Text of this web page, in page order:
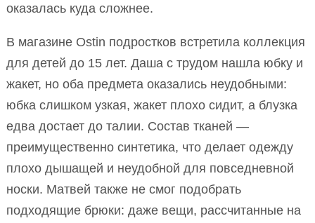
оказалась куда сложнее.
В магазине Ostin подростков встретила коллекция
для детей до 15 лет. Даша с трудом нашла юбку и
жакет, но оба предмета оказались неудобными:
юбка слишком узкая, жакет плохо сидит, а блузка
едва достает до талии. Состав тканей —
преимущественно синтетика, что делает одежду
плохо дышащей и неудобной для повседневной
носки. Матвей также не смог подобрать
подходящие брюки: даже вещи, рассчитанные на